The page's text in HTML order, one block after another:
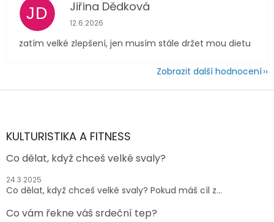
JD Jiřina Dědková
Hodnocení obchodu je 4 z 5 hvězdiček.
12.6.2026
zatím velké zlepšení, jen musím stále držet mou dietu
Zobrazit další hodnocení
Z
aKULTURISTIKA A FITNESS
Co dělat, když chceš velké svaly?
24.3.2025
Co dělat, když chceš velké svaly? Pokud máš cíl z...
Co vám řekne váš srdeční tep?